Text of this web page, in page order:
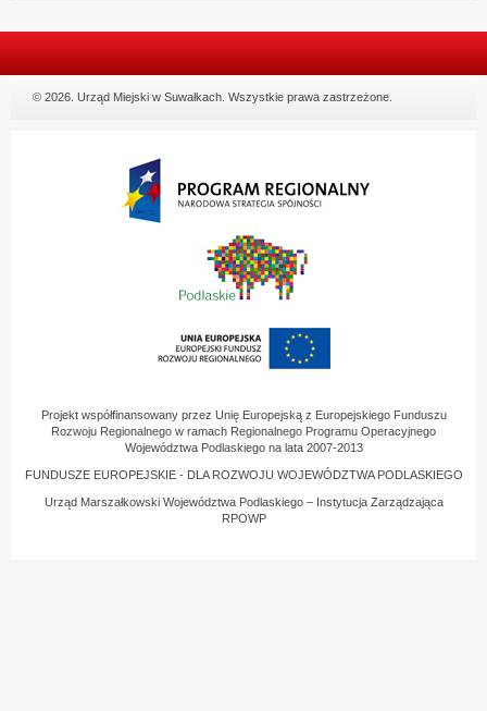
© 2026. Urząd Miejski w Suwałkach. Wszystkie prawa zastrzeżone.
Projekt współfinansowany przez Unię Europejską z Europejskiego Funduszu
Rozwoju Regionalnego w ramach Regionalnego Programu Operacyjnego
Województwa Podlaskiego na lata 2007-2013
FUNDUSZE EUROPEJSKIE - DLA ROZWOJU WOJEWÓDZTWA PODLASKIEGO
Urząd Marszałkowski Województwa Podlaskiego – Instytucja Zarządzająca
RPOWP